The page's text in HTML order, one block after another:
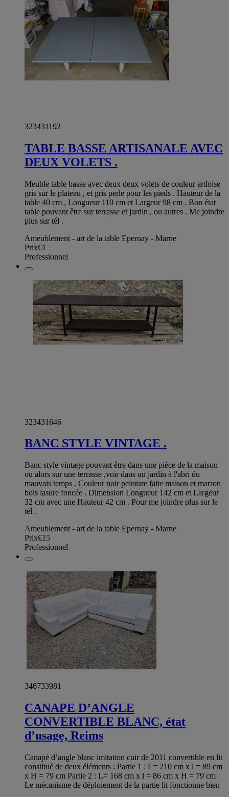
323431192
TABLE BASSE ARTISANALE AVEC
DEUX VOLETS .
Meuble table basse avec deux deux volets de couleur ardoise
gris sur le plateau , et gris perle pour les pieds . Hauteur de la
table 40 cm , Longueur 110 cm et Largeur 98 cm . Bon état
table pouvant être sur terrasse et jardin , ou autres . Me joindre
plus sur tél .
Ameublement - art de la table Epernay - Marne
Prix€1
Professionnel
323431646
BANC STYLE VINTAGE .
Banc style vintage pouvant être dans une pièce de la maison
ou alors sur une terrasse ,voir dans un jardin à l'abri du
mauvais temps . Couleur noir peinture faite maison et marron
bois lasure foncée . Dimension Longueur 142 cm et Largeur
32 cm avec une Hauteur 42 cm . Pour me joindre plus sur le
tél .
Ameublement - art de la table Epernay - Marne
Prix€15
Professionnel
346733981
CANAPE D’ANGLE
CONVERTIBLE BLANC, état
d’usage, Reims
Canapé d’angle blanc imitation cuir de 2011 convertible en lit
constitué de deux éléments : Partie 1 : L= 210 cm x l = 89 cm
x H = 79 cm Partie 2 : L= 168 cm x l = 86 cm x H = 79 cm
Le mécanisme de déploiement de la partie lit fonctionne bien